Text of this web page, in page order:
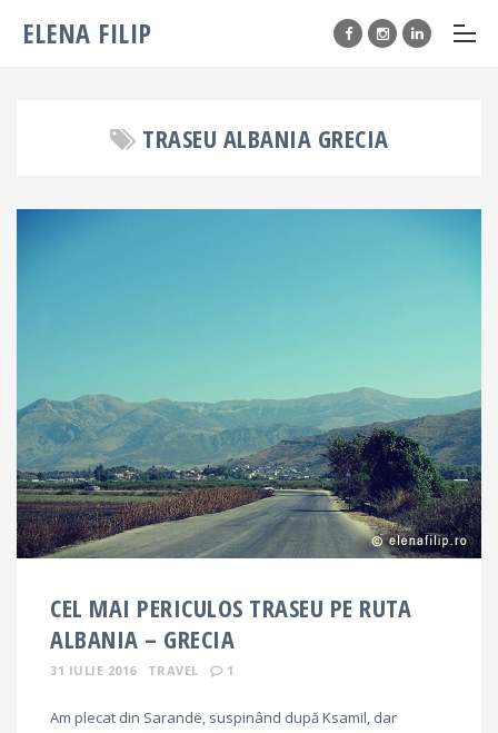
ELENA FILIP
TRASEU ALBANIA GRECIA
CEL MAI PERICULOS TRASEU PE RUTA
ALBANIA – GRECIA
31 IULIE 2016 TRAVEL 1
Am plecat din Sarandë, suspinând după Ksamil, dar